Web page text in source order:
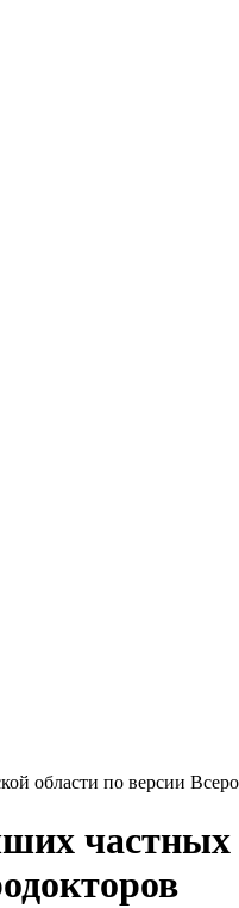
области по версии
частных